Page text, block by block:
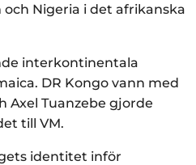
Nigeria i det afrikanska
interkontinentala
DR Kongo vann med
Axel Tuanzebe gjorde
till VM.
identitet inför